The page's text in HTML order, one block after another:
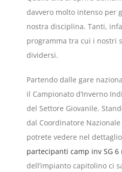
davvero molto intenso per
nostra disciplina. Tanti,
programma tra cui i nostri
dividersi.
Partendo dalle gare
il Campionato d’Inverno
del Settore Giovanile.
dal Coordinatore
potrete vedere nel
partecipanti camp inv SG 6
dell’impianto capitolino ci